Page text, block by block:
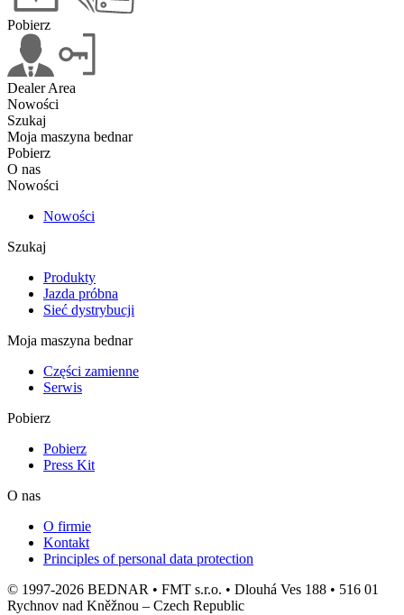
Pobierz
Dealer Area
Nowości
Szukaj
Moja maszyna bednar
Pobierz
O nas
Nowości
Nowości
Szukaj
Produkty
Jazda próbna
Sieć dystrybucji
Moja maszyna bednar
Części zamienne
Serwis
Pobierz
Pobierz
Press Kit
O nas
O firmie
Kontakt
Principles of personal data protection
© 1997-2026 BEDNAR • FMT s.r.o. • Dlouhá Ves 188 • 516 01
Rychnov nad Kněžnou – Czech Republic